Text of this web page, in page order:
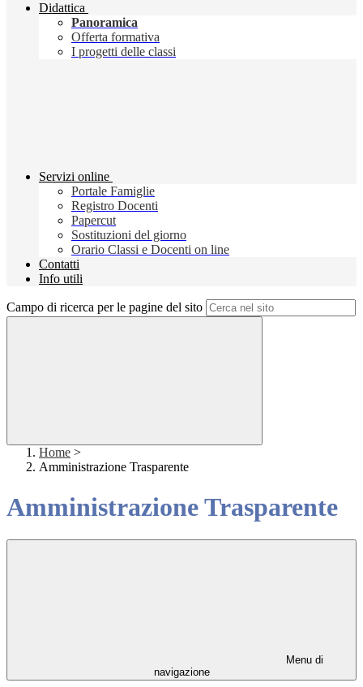
Didattica
Panoramica
Offerta formativa
I progetti delle classi
Servizi online
Portale Famiglie
Registro Docenti
Papercut
Sostituzioni del giorno
Orario Classi e Docenti on line
Contatti
Info utili
Campo di ricerca per le pagine del sito
Home >
Amministrazione Trasparente
Amministrazione Trasparente
Menu di
navigazione